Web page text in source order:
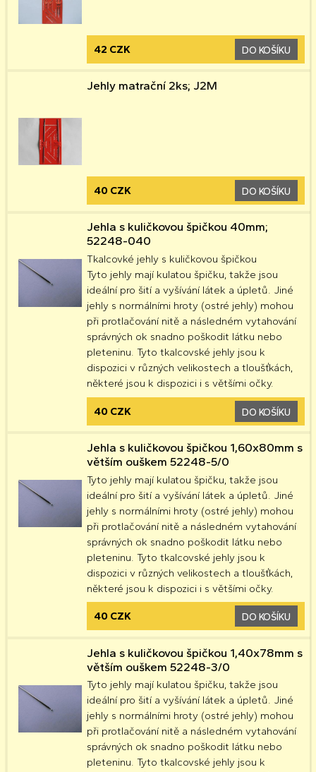
42 CZK DO KOŠÍKU
Jehly matrační 2ks; J2M
40 CZK DO KOŠÍKU
Jehla s kuličkovou špičkou 40mm;
52248-040
Tkalcovké jehly s kuličkovou špičkou
Tyto jehly mají kulatou špičku, takže jsou
ideální pro šití a vyšívání látek a úpletů. Jiné
jehly s normálními hroty (ostré jehly) mohou
při protlačování nitě a následném vytahování
správných ok snadno poškodit látku nebo
pleteninu. Tyto tkalcovské jehly jsou k
dispozici v různých velikostech a tloušťkách,
některé jsou k dispozici i s většími očky.
40 CZK DO KOŠÍKU
Jehla s kuličkovou špičkou 1,60x80mm s
větším ouškem 52248-5/0
Tyto jehly mají kulatou špičku, takže jsou
ideální pro šití a vyšívání látek a úpletů. Jiné
jehly s normálními hroty (ostré jehly) mohou
při protlačování nitě a následném vytahování
správných ok snadno poškodit látku nebo
pleteninu. Tyto tkalcovské jehly jsou k
dispozici v různých velikostech a tloušťkách,
některé jsou k dispozici i s většími očky.
40 CZK DO KOŠÍKU
Jehla s kuličkovou špičkou 1,40x78mm s
větším ouškem 52248-3/0
Tyto jehly mají kulatou špičku, takže jsou
ideální pro šití a vyšívání látek a úpletů. Jiné
jehly s normálními hroty (ostré jehly) mohou
při protlačování nitě a následném vytahování
správných ok snadno poškodit látku nebo
pleteninu. Tyto tkalcovské jehly jsou k